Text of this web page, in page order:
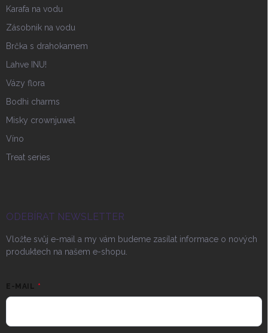
Karafa na vodu
Zásobnik na vodu
Brčka s drahokamem
Lahve INU!
Vázy flora
Bodhi charms
Misky crownjuwel
Víno
Treat series
ODEBÍRAT NEWSLETTER
Vložte svůj e-mail a my vám budeme zasílat informace o nových
produktech na našem e-shopu.
E-MAIL